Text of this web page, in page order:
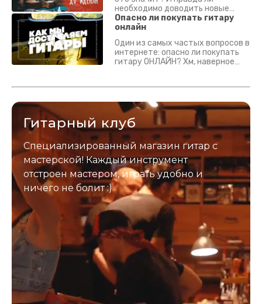
необходимо доводить новые
гитары? Если кратко - да.
Подробно - в видео :)
Опасно ли покупать гитару
онлайн
Один из самых частых вопросов в
интернете: опасно ли покупать
гитару ОНЛАЙН? Хм, наверное
застрахован. Случись что -
Гитарный клуб
Специализированный магазин гитар с
мастерской! Каждый инструмент
отстроен мастером, играть удобно и
ничего не болит :)